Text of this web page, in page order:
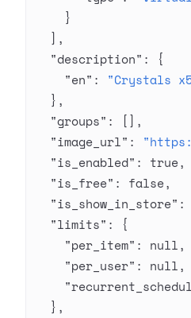
    }
  ],
  "description"
: {
    "en"
: "Crystals
  },
  "groups"
: [],
  "image_url"
:
  "is_enabled"
: true,
  "is_free"
: false,
  "is_show_in_store"
:
  "limits"
: {
    "per_item"
: null,
    "per_user"
: null,
  },